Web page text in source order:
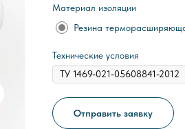
Материал изоляции
Резина
Технические условия
Отправить заявку